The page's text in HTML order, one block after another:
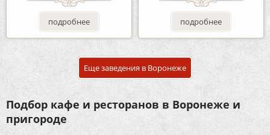
подробнее подробнее
Еще заведения в Воронеже
Подбор кафе и ресторанов в Воронеже и
пригороде